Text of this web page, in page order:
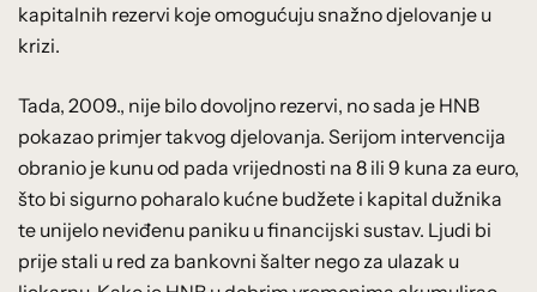
kapitalnih rezervi koje omogućuju snažno djelovanje u
krizi.
Tada, 2009., nije bilo dovoljno rezervi, no sada je HNB
pokazao primjer takvog djelovanja. Serijom intervencija
obranio je kunu od pada vrijednosti na 8 ili 9 kuna za euro,
što bi sigurno poharalo kućne budžete i kapital dužnika
te unijelo neviđenu paniku u financijski sustav. Ljudi bi
prije stali u red za bankovni šalter nego za ulazak u